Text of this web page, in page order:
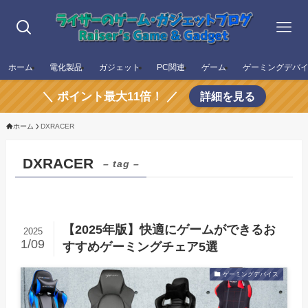
ホーム 電化製品 ガジェット PC関連 ゲーム ゲーミングデバ
＼ ポイント最大11倍！ ／ 詳細を見る
ホーム DXRACER
DXRACER – tag –
【2025年版】快適にゲームができるお
すすめゲーミングチェア5選
2025
1/09
ゲーミングデバイス